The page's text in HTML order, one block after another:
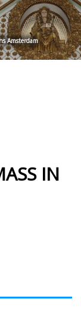
Amsterdam
IN